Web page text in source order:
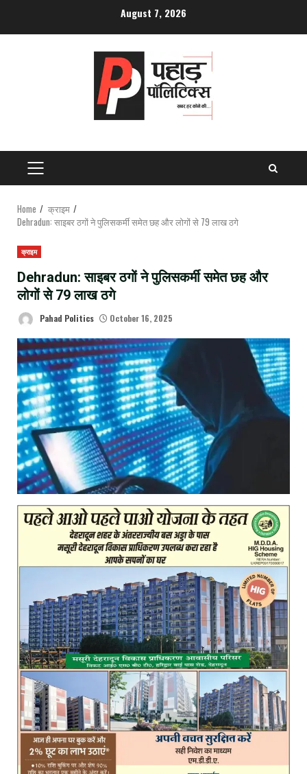
August 7, 2026
PRIMARY
MENU
Home
क्राइम
Dehradun: साइबर ठगों ने पुलिसकर्मी समेत छह और लोगों से 79 लाख ठगे
क्राइम
Dehradun: साइबर ठगों ने पुलिसकर्मी समेत छह और
लोगों से 79 लाख ठगे
Pahad Politics October 16, 2025